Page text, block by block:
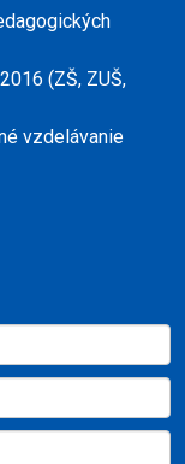
(ZŠ, ZUŠ,
vzdelávanie